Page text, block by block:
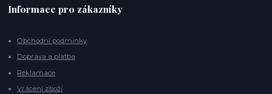
Informace pro zákazníky
Obchodní podmínky
Doprava a platba
Reklamace
Vrácení zboží